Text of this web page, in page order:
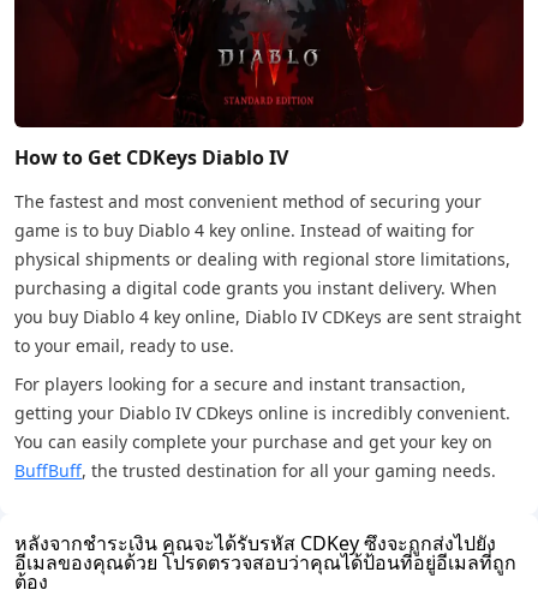
How to Get CDKeys Diablo IV
The fastest and most convenient method of securing your
game is to buy Diablo 4 key online. Instead of waiting for
physical shipments or dealing with regional store limitations,
purchasing a digital code grants you instant delivery. When
you buy Diablo 4 key online, Diablo IV CDKeys are sent straight
to your email, ready to use.
For players looking for a secure and instant transaction,
getting your Diablo IV CDkeys online is incredibly convenient.
You can easily complete your purchase and get your key on
BuffBuff, the trusted destination for all your gaming needs.
หลังจากชำระเงิน คุณจะได้รับรหัส CDKey ซึ่งจะถูกส่งไปยัง
อีเมลของคุณด้วย โปรดตรวจสอบว่าคุณได้ป้อนที่อยู่อีเมลที่ถูก
ต้อง